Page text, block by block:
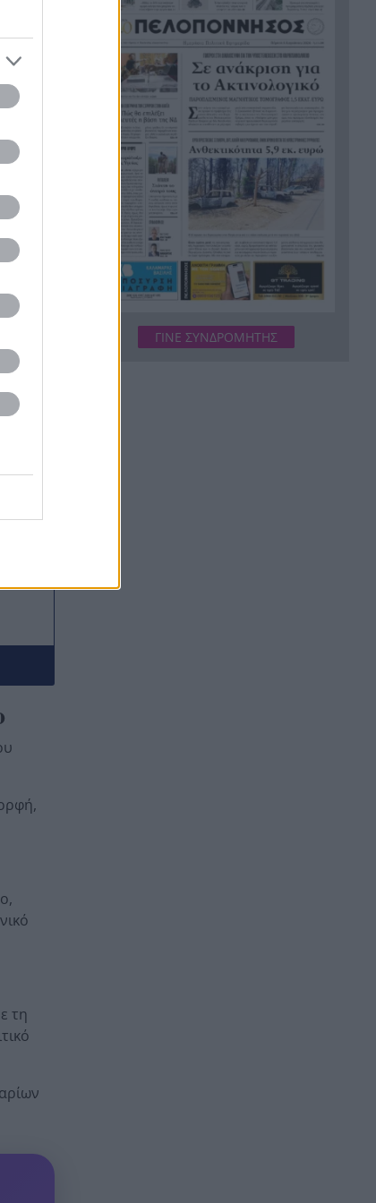
τη
κατασκηνώσεις του ΚΟΔΗΠ
στην Πάτρα
13:07 Δολοφόνησαν διεθνή
ποδοσφαιριστή στην
Ουγκάντα
13:00 Σκιάθος: 39χρονη Βρετανίδα
κατανάλωσε αλκοόλ με την
ανήλικη κόρη της και
προκάλεσε επεισόδιο στο
Κέντρο Υγείας
12:54 Η Βόρεια Κορέα εξαπέλυσε
βλήμα προς τη θάλασσα της
Ιαπωνία, τι εξετάζεται
Παιδικοί σταθμοί ΕΣΠΑ 2026-
ΓΙΝΕ ΣΥΝΔΡΟΜΗΤΗΣ